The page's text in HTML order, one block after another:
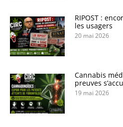
RIPOST :
les usagers
20 mai 2026
Cannabis
preuves
19 mai 2026